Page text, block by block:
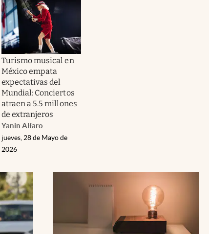
Turismo musical en
México empata
expectativas del
Mundial: Conciertos
atraen a 5.5 millones
de extranjeros
Yanin Alfaro
jueves, 28 de Mayo de
2026